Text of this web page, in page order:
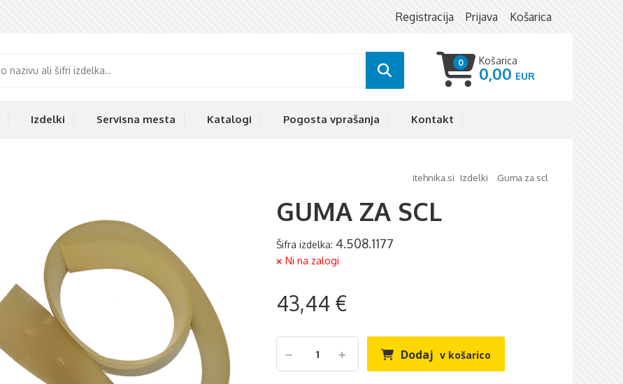
Registracija Prijava Košarica
Košarica
0
0,00
Izdelki Servisna mesta Katalogi Pogosta vprašanja Kontakt
itehnika.si izdelki guma za scl
GUMA ZA SCL
Šifra izdelka: 4.508.1177
Ni na zalogi
43,44 €
Dodaj v košarico